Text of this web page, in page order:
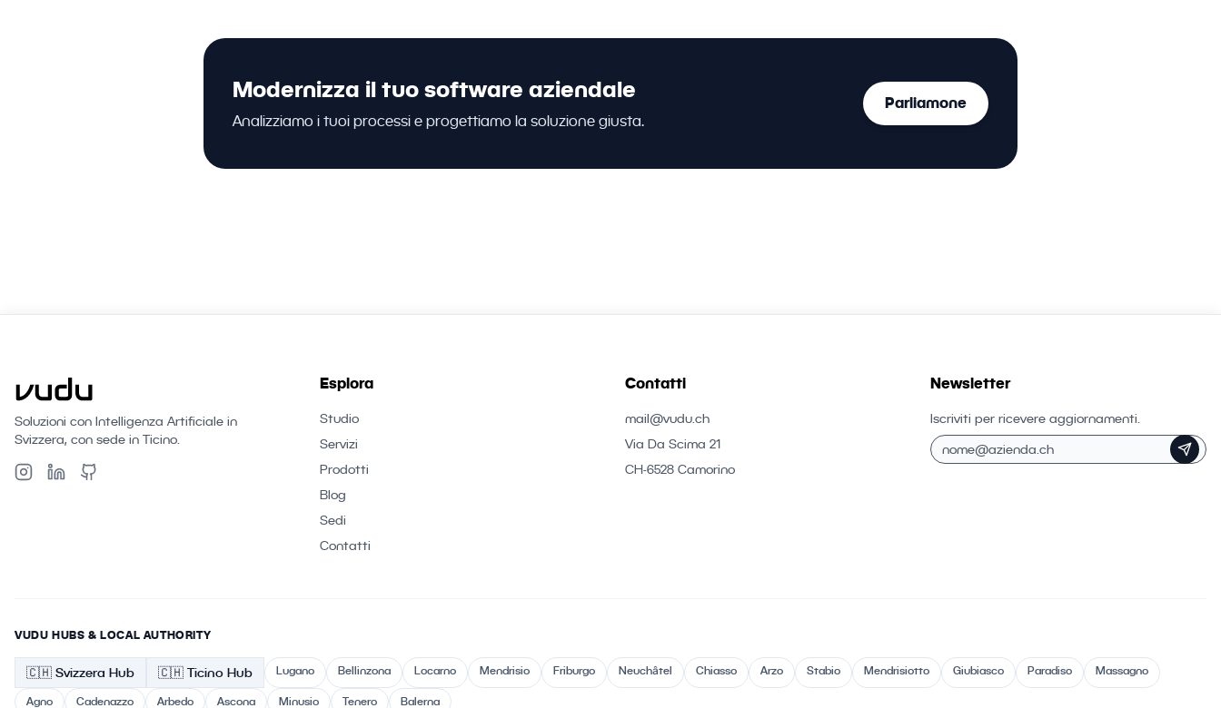
Modernizza il tuo software aziendale
Analizziamo i tuoi processi e progettiamo la soluzione giusta.
Parliamone
Soluzioni con Intelligenza Artificiale in
Svizzera, con sede in Ticino.
Esplora
Studio
Servizi
Prodotti
Blog
Sedi
Contatti
Contatti
mail@vudu.ch
Via Da Scima 21
CH-6528 Camorino
Newsletter
Iscriviti per ricevere aggiornamenti.
VUDU HUBS & LOCAL AUTHORITY
🇨🇭 Svizzera Hub 🇨🇭 Ticino Hub Lugano Bellinzona Locarno Mendrisio Friburgo Neuchâtel Chiasso Arzo Stabio Mendrisiotto Giubiasco Paradiso Massagno
Agno Cadenazzo Arbedo Ascona Minusio Tenero Balerna